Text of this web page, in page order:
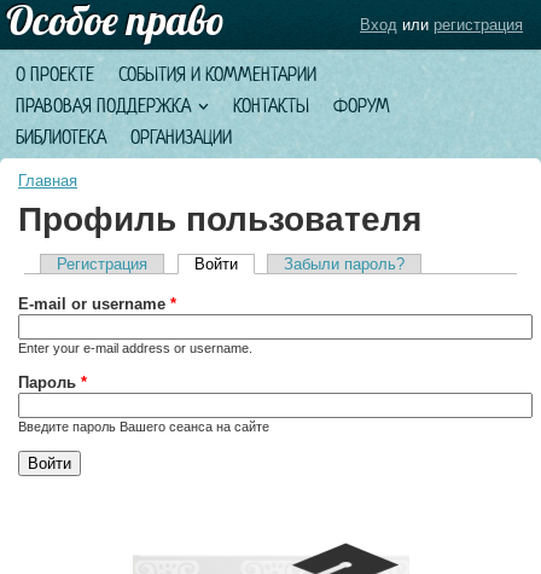
О ПРОЕКТЕ
СОБЫТИЯ И КОММЕНТАРИИ
ПРАВОВАЯ ПОДДЕРЖКА
КОНТАКТЫ
ФОРУМ
БИБЛИОТЕКА
ОРГАНИЗАЦИИ
Вход или регистрация
Главная
Профиль пользователя
Главные вкладки
Регистрация Войти(активная вкладка)
Забыли пароль?
E-mail or username *
Enter your e-mail address or username.
Пароль *
Введите пароль Вашего сеанса на сайте